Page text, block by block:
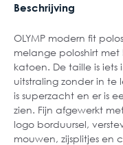
Beschrijving
OLYMP modern fit
melange poloshirt
katoen. De taille is
uitstraling zonder in te
is superzacht en er is
zien. Fijn afgewerkt
logo borduursel,
mouwen, zijsplitjes en